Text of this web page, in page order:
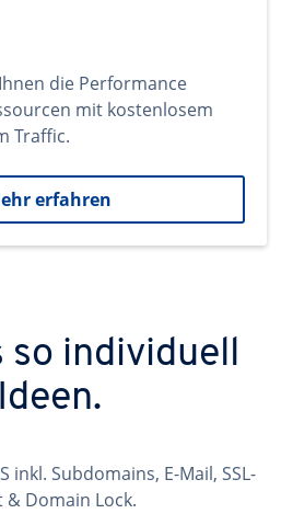
die Performance
mit kostenlosem
Traffic.
erfahren
so individuell
inkl. Subdomains, E-Mail, SSL-
Domain Lock.